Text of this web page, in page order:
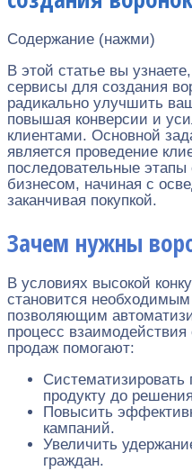
Содержание (нажми)
В этой статье вы
сервисы для создания
радикально улучшить
повышая конверсии и
клиентами. Основной
является проведение
последовательные этапы
бизнесом, начиная с
заканчивая покупкой.
Зачем нужны
В условиях высокой
становится
позволяющим
процесс
продаж помогают:
Систематизировать
продукту до
Повысить
кампаний.
Увеличить
граждан.